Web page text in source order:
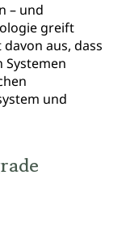
– und
greift
aus, dass
Systemen
und